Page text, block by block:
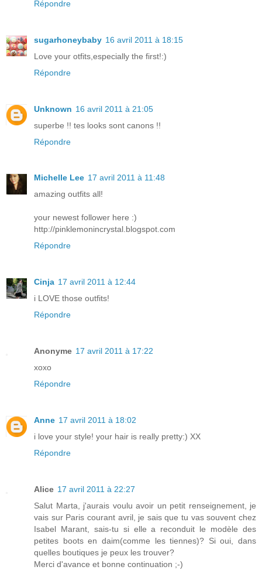
Répondre
sugarhoneybaby 16 avril 2011 à 18:15
Love your otfits,especially the first!:)
Répondre
Unknown 16 avril 2011 à 21:05
superbe !! tes looks sont canons !!
Répondre
Michelle Lee 17 avril 2011 à 11:48
amazing outfits all!
your newest follower here :)
http://pinklemonincrystal.blogspot.com
Répondre
Cinja 17 avril 2011 à 12:44
i LOVE those outfits!
Répondre
Anonyme 17 avril 2011 à 17:22
xoxo
Répondre
Anne 17 avril 2011 à 18:02
i love your style! your hair is really pretty:) XX
Répondre
Alice 17 avril 2011 à 22:27
Salut Marta, j'aurais voulu avoir un petit renseignement, je
vais sur Paris courant avril, je sais que tu vas souvent chez
Isabel Marant, sais-tu si elle a reconduit le modèle des
petites boots en daim(comme les tiennes)? Si oui, dans
quelles boutiques je peux les trouver?
Merci d'avance et bonne continuation ;-)